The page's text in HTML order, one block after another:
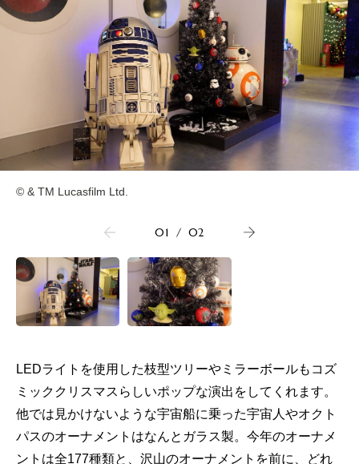
© & TM Lucasfilm Ltd.
01 / 02
LEDライトを使用した枝型ツリーやミラーボールもコズ
ミッククリスマスらしいポップな演出をしてくれます。
他では見かけないような宇宙船に乗った宇宙人やオクト
パスのオーナメントはなんとガラス製。今年のオーナメ
ントは全177種類と、沢山のオーナメントを前に、どれ